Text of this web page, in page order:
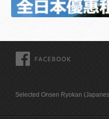
Selected Onsen Ryokan